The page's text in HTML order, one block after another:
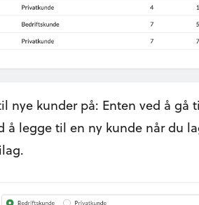
nye kunder på: Enten ved å
å legge til en ny kunde når du